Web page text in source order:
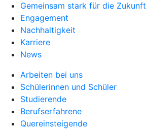
Gemeinsam stark für die Zukunft
Engagement
Nachhaltigkeit
Karriere
News
Arbeiten bei uns
Schülerinnen und Schüler
Studierende
Berufserfahrene
Quereinsteigende